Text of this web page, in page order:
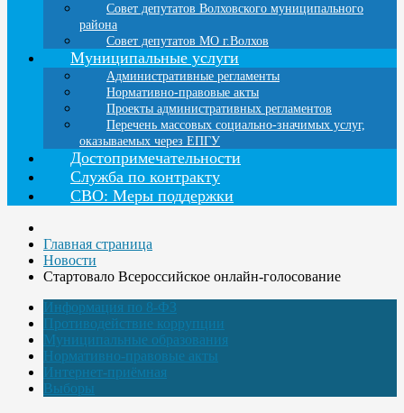
Совет депутатов Волховского муниципального
района
Совет депутатов МО г.Волхов
Муниципальные услуги
Административные регламенты
Нормативно-правовые акты
Проекты административных регламентов
Перечень массовых социально-значимых услуг,
оказываемых через ЕПГУ
Достопримечательности
Служба по контракту
СВО: Меры поддержки
Главная страница
Новости
Стартовало Всероссийское онлайн-голосование
Информация по 8-ФЗ
Противодействие коррупции
Муниципальные образования
Нормативно-правовые акты
Интернет-приёмная
Выборы